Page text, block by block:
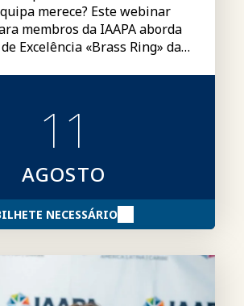
merece? Este webinar
membros da IAAPA aborda
Excelência «Brass Ring» da
11
AGOSTO
NECESSÁRIO